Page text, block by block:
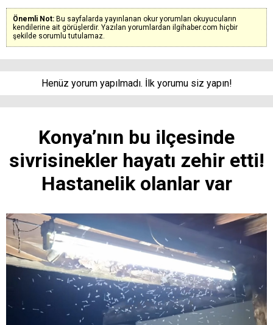
Önemli Not: Bu sayfalarda yayınlanan okur yorumları okuyucuların
kendilerine ait görüşlerdir. Yazılan yorumlardan ilgihaber.com hiçbir
şekilde sorumlu tutulamaz.
Henüz yorum yapılmadı. İlk yorumu siz yapın!
Konya’nın bu ilçesinde
sivrisinekler hayatı zehir etti!
Hastanelik olanlar var